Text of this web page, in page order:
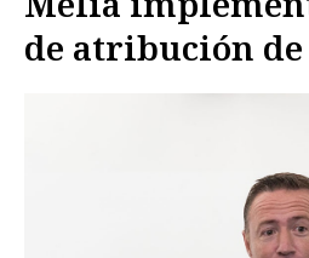
de atribución